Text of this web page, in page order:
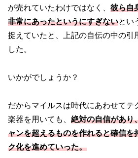
が売れていたわけではなく、 彼ら自
非常にあったというにすぎないとい
捉えていたと、上記の自伝の中の引
した。
いかがでしょうか？
だからマイルスは時代にあわせてテ
楽器を用いても、 絶対の自信があり
ャンを超えるものを作れると確信を
ク化を進めていった。